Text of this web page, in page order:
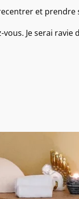
et prendre
Je serai